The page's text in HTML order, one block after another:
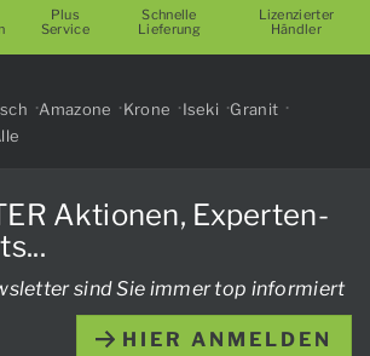
Plus
Service
Schnelle
Lieferung
Lizenzierter
Händler
Amazone Krone Iseki
Granit
Aktionen, Experten-
sind Sie immer top informiert
HIER ANMELDEN